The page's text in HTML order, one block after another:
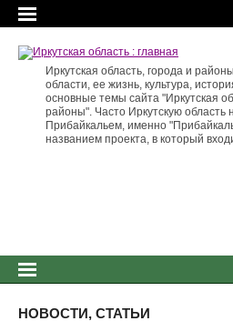
Иркутская область, города и
области, ее жизнь, культура,
основные темы сайта "Иркутская
районы". Часто Иркутскую область
Прибайкальем, именно
названием проекта, в который
НОВОСТИ, СТАТЬИ